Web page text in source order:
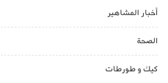
أخبار المشاهير
الصحة
كيك و طورطات